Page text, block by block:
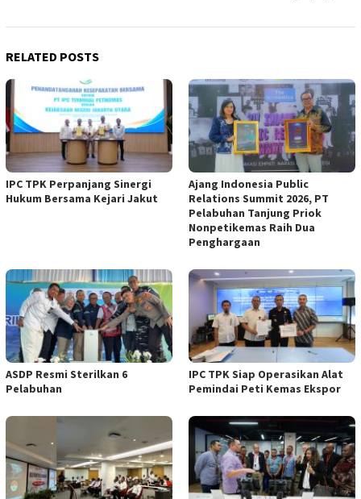
RELATED POSTS
IPC TPK Perpanjang Sinergi
Hukum Bersama Kejari Jakut
Ajang Indonesia Public
Relations Summit 2026, PT
Pelabuhan Tanjung Priok
Nonpetikemas Raih Dua
Penghargaan
ASDP Resmi Sterilkan 6
Pelabuhan
IPC TPK Siap Operasikan Alat
Pemindai Peti Kemas Ekspor